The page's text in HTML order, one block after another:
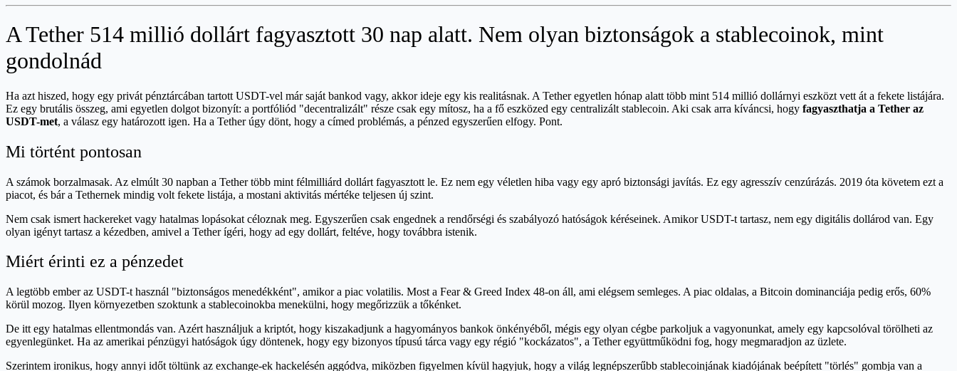
A Tether 514 millió dollárt fagyasztott 30 nap alatt. Nem olyan biztonságok a stablecoinok, mint
gondolnád
Ha azt hiszed, hogy egy privát pénztárcában tartott USDT-vel már saját bankod vagy, akkor ideje egy kis realitásnak. A Tether egyetlen hónap alatt több mint 514 millió dollárnyi eszközt vett át a fekete listájára.
Ez egy brutális összeg, ami egyetlen dolgot bizonyít: a portfóliód "decentralizált" része csak egy mítosz, ha a fő eszközed egy centralizált stablecoin. Aki csak arra kíváncsi, hogy fagyaszthatja a Tether az
USDT-met, a válasz egy határozott igen. Ha a Tether úgy dönt, hogy a címed problémás, a pénzed egyszerűen elfogy. Pont.
Mi történt pontosan
A számok borzalmasak. Az elmúlt 30 napban a Tether több mint félmilliárd dollárt fagyasztott le. Ez nem egy véletlen hiba vagy egy apró biztonsági javítás. Ez egy agresszív cenzúrázás. 2019 óta követem ezt a
piacot, és bár a Tethernek mindig volt fekete listája, a mostani aktivitás mértéke teljesen új szint.
Nem csak ismert hackereket vagy hatalmas lopásokat céloznak meg. Egyszerűen csak engednek a rendőrségi és szabályozó hatóságok kéréseinek. Amikor USDT-t tartasz, nem egy digitális dollárod van. Egy
olyan igényt tartasz a kézedben, amivel a Tether ígéri, hogy ad egy dollárt, feltéve, hogy továbbra istenik.
Miért érinti ez a pénzedet
A legtöbb ember az USDT-t használ "biztonságos menedékként", amikor a piac volatilis. Most a Fear & Greed Index 48-on áll, ami elégsem semleges. A piac oldalas, a Bitcoin dominanciája pedig erős, 60%
körül mozog. Ilyen környezetben szoktunk a stablecoinokba menekülni, hogy megőrizzük a tőkénket.
De itt egy hatalmas ellentmondás van. Azért használjuk a kriptót, hogy kiszakadjunk a hagyományos bankok önkényéből, mégis egy olyan cégbe parkoljuk a vagyonunkat, amely egy kapcsolóval törölheti az
egyenlegünket. Ha az amerikai pénzügyi hatóságok úgy döntenek, hogy egy bizonyos típusú tárca vagy egy régió "kockázatos", a Tether együttműködni fog, hogy megmaradjon az üzlete.
Szerintem ironikus, hogy annyi időt töltünk az exchange-ek hackelésén aggódva, miközben figyelmen kívül hagyjuk, hogy a világ legnépszerűbb stablecoinjának kiadójának beépített "törlés" gombja van a